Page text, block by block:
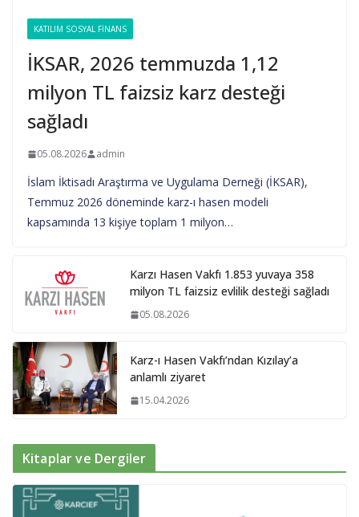
KATILIM SOSYAL FINANS
İKSAR, 2026 temmuzda 1,12
milyon TL faizsiz karz desteği
sağladı
05.08.2026 admin
İslam İktisadı Araştırma ve Uygulama Derneği (İKSAR),
Temmuz 2026 döneminde karz-ı hasen modeli
kapsamında 13 kişiye toplam 1 milyon…
Karzı Hasen Vakfı 1.853 yuvaya 358
milyon TL faizsiz evlilik desteği sağladı
05.08.2026
Karz-ı Hasen Vakfı’ndan Kızılay’a
anlamlı ziyaret
15.04.2026
Kitaplar ve Dergiler